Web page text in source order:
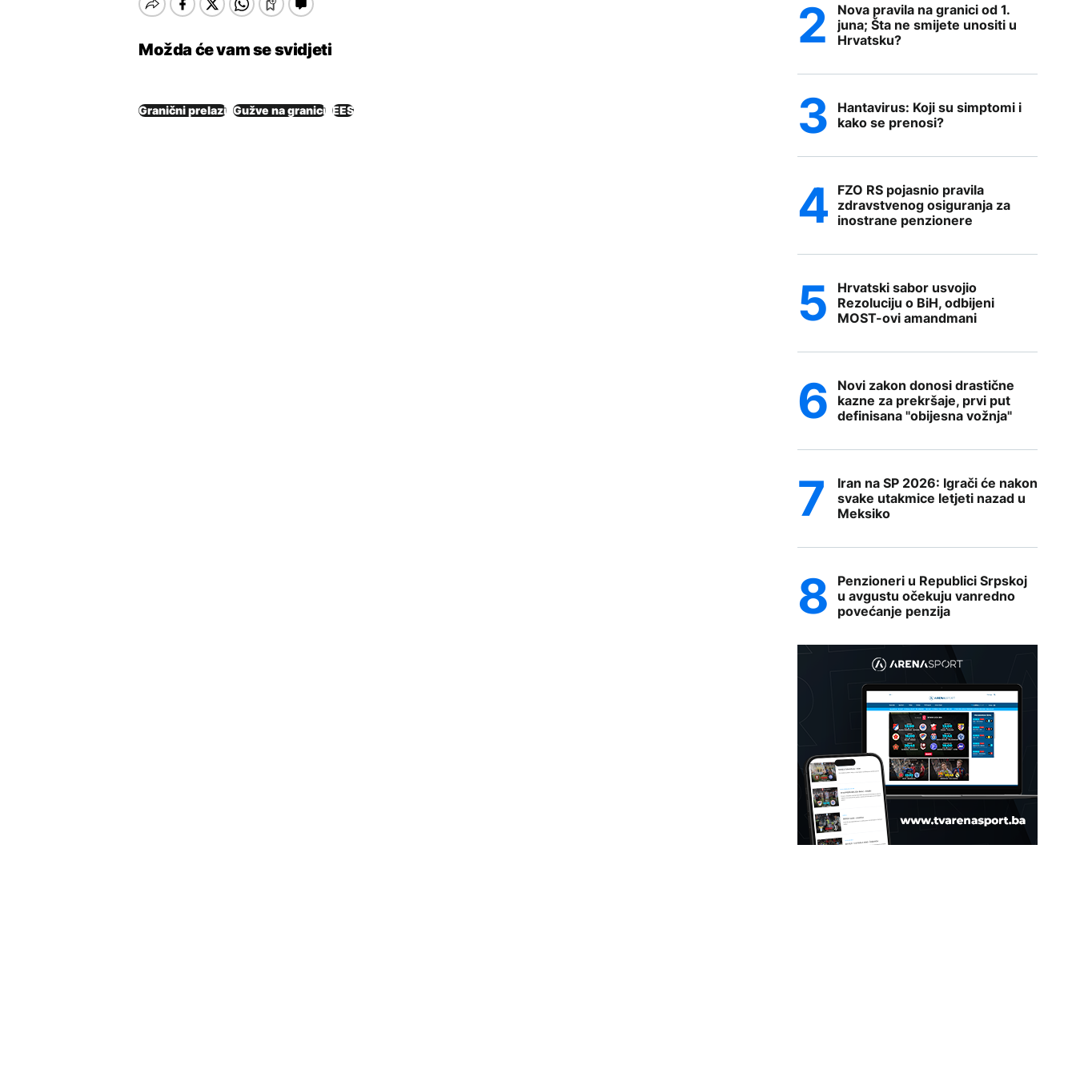
Možda će vam se svidjeti
Granični prelazi Gužve na granici EES
Nova pravila na granici od 1.
juna; Šta ne smijete unositi u
Hrvatsku?
Hantavirus: Koji su simptomi i
kako se prenosi?
FZO RS pojasnio pravila
zdravstvenog osiguranja za
inostrane penzionere
Hrvatski sabor usvojio
Rezoluciju o BiH, odbijeni
MOST-ovi amandmani
Novi zakon donosi drastične
kazne za prekršaje, prvi put
definisana "obijesna vožnja"
Iran na SP 2026: Igrači će nakon
svake utakmice letjeti nazad u
Meksiko
Penzioneri u Republici Srpskoj
u avgustu očekuju vanredno
povećanje penzija